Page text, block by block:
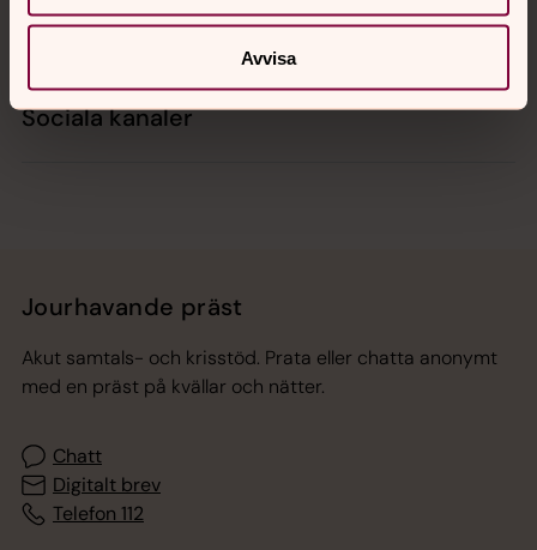
Avvisa
Hitta snabbt
Sociala kanaler
Jourhavande präst
Akut samtals- och krisstöd. Prata eller chatta anonymt
med en präst på kvällar och nätter.
Chatt
Digitalt brev
Telefon 112